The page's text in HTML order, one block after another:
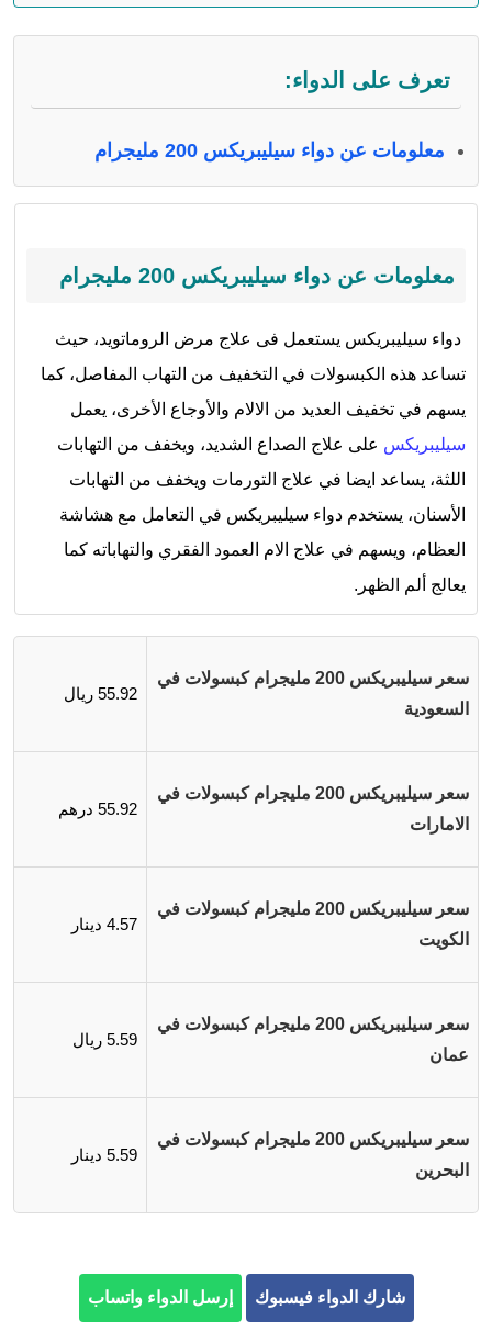
تعرف على الدواء:
معلومات عن دواء سيليبريكس 200 مليجرام
معلومات عن دواء سيليبريكس 200 مليجرام
دواء سيليبريكس يستعمل فى علاج مرض الروماتويد، حيث
تساعد هذه الكبسولات في التخفيف من التهاب المفاصل، كما
يسهم في تخفيف العديد من الالام والأوجاع الأخرى، يعمل
سيليبريكس على علاج الصداع الشديد، ويخفف من التهابات
اللثة، يساعد ايضا في علاج التورمات ويخفف من التهابات
الأسنان، يستخدم دواء سيليبريكس في التعامل مع هشاشة
العظام، ويسهم في علاج الام العمود الفقري والتهاباته كما
يعالج ألم الظهر.
سعر سيليبريكس 200 مليجرام كبسولات في
السعودية
55.92 ريال
سعر سيليبريكس 200 مليجرام كبسولات في
الامارات
55.92 درهم
سعر سيليبريكس 200 مليجرام كبسولات في
الكويت
4.57 دينار
سعر سيليبريكس 200 مليجرام كبسولات في
عمان
5.59 ريال
سعر سيليبريكس 200 مليجرام كبسولات في
البحرين
5.59 دينار
شارك الدواء فيسبوك إرسل الدواء واتساب